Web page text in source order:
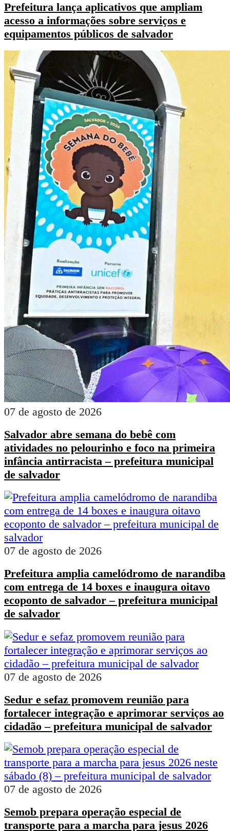
Prefeitura lança aplicativos que ampliam
acesso a informações sobre serviços e
equipamentos públicos de salvador
07 de agosto de 2026
Salvador abre semana do bebê com
atividades no pelourinho e foco na primeira
infância antirracista – prefeitura municipal
de salvador
07 de agosto de 2026
Prefeitura amplia camelódromo de narandiba
com entrega de 14 boxes e inaugura oitavo
ecoponto de salvador – prefeitura municipal
de salvador
07 de agosto de 2026
Sedur e sefaz promovem reunião para
fortalecer integração e aprimorar serviços ao
cidadão – prefeitura municipal de salvador
07 de agosto de 2026
Semob prepara operação especial de
transporte para a marcha para jesus 2026